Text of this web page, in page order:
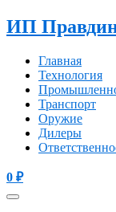
ИП Правдин
Главная
Технология
Транспорт
Оружие
Дилеры
0 ₽